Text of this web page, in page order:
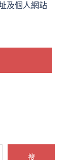
及個人網站
搜